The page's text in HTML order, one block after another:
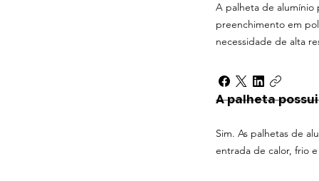
A palheta de alumínio
preenchimento em
necessidade de alta
A palheta
Sim. As palhetas de
entrada de calor, frio